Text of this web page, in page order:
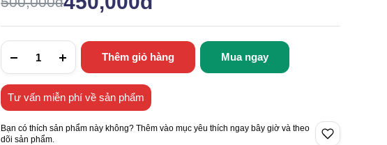
Thêm giỏ hàng Mua ngay
Tư vấn miễn phí về sản phẩm
Bạn có thích sản phẩm này không? Thêm vào mục yêu thích ngay bây giờ và theo
dõi sản phẩm.